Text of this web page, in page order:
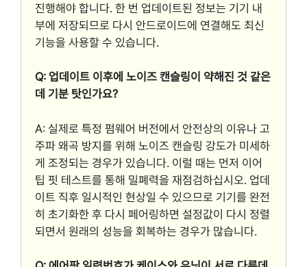
진행해야 합니다. 한 번 업데이트된 정보는 기기 내
부에 저장되므로 다시 안드로이드에 연결해도 최신
기능을 사용할 수 있습니다.
Q: 업데이트 이후에 노이즈 캔슬링이 약해진 것 같은
데 기분 탓인가요?
A: 실제로 특정 펌웨어 버전에서 안전상의 이유나 고
주파 왜곡 방지를 위해 노이즈 캔슬링 강도가 미세하
게 조정되는 경우가 있습니다. 이럴 때는 먼저 이어
팁 핏 테스트를 통해 밀폐력을 재점검하십시오. 업데
이트 직후 일시적인 현상일 수 있으므로 기기를 완전
히 초기화한 후 다시 페어링하면 설정값이 다시 정렬
되면서 원래의 성능을 회복하는 경우가 많습니다.